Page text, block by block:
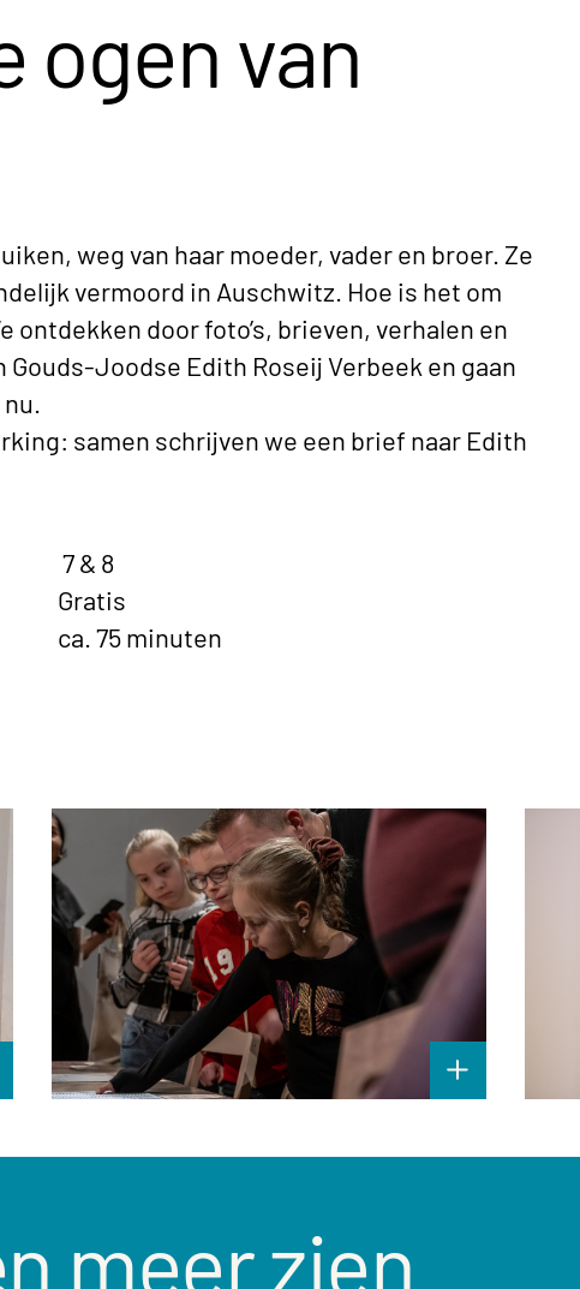
ogen van
weg van haar moeder, vader en broer. Ze
vermoord in Auschwitz. Hoe is het om
ontdekken door foto’s, brieven, verhalen en
Joodse Edith Roseij Verbeek en gaan
samen schrijven we een brief naar Edith
7 & 8
Gratis
ca. 75 minuten
meer zien